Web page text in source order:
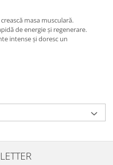
masa musculară.
de energie și regenerare.
intense și doresc un